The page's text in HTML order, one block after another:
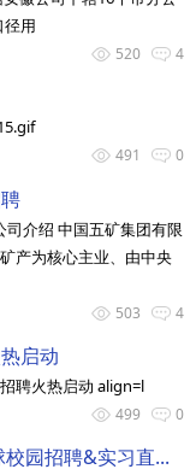
径用
4
520
0
491
介绍 中国五矿集团有限
产为核心主业、由中央
4
503
启动
聘火热启动 align=l
0
499
园招聘&实习直...